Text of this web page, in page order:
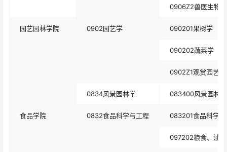
0906Z2兽医生物
园艺园林学院 0902园艺学 090201果树学
090202蔬菜学
0902Z1观赏园艺学
0834风景园林学 083400风景园林学
食品学院 0832食品科学与工程 083201食品科学
097202粮食、油